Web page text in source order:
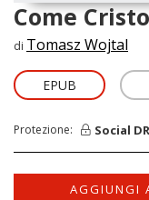
Come
di Tomasz Wojtal
EPUB
Protezione: Social
AGGIUNGI